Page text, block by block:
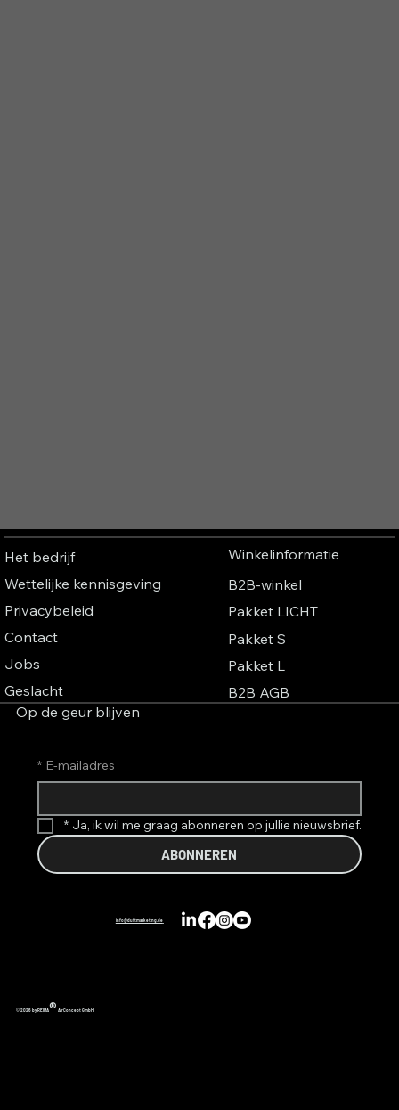
Het bedrijf
Wettelijke kennisgeving
Privacybeleid
Contact
Jobs
Geslacht
Winkelinformatie
B2B-winkel
Pakket LICHT
Pakket S
Pakket L
B2B AGB
Op de geur blijven
* E-mailadres
* Ja, ik wil me graag abonneren op jullie nieuwsbrief.
ABONNEREN
info@duftmarketing.de
© 2026 by REIMA® AirConcept GmbH